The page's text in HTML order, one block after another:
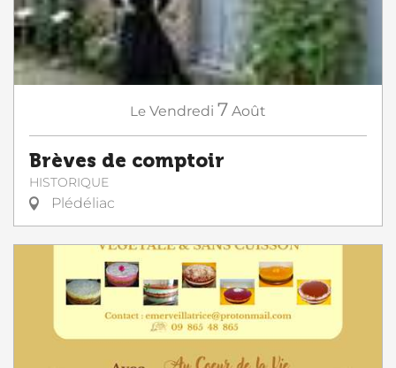
Le Vendredi 7 Août
Brèves de comptoir
HISTORIQUE
Plédéliac